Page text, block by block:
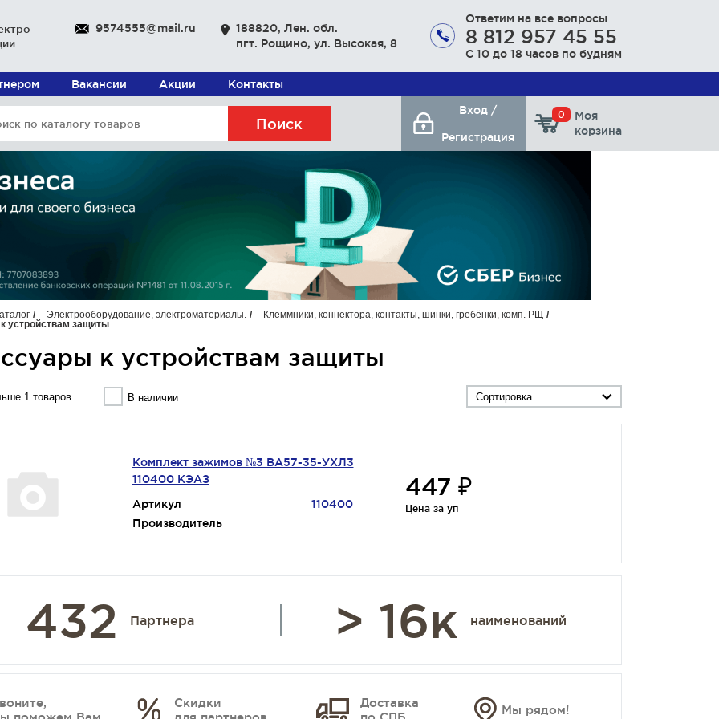
9574555@mail.ru
188820, Лен. обл.
пгт. Рощино, ул. Высокая, 8
Ответим на все вопросы
8 812 957 45 55
С 10 до 18 часов по будням
Вакансии Акции Контакты
Поиск
Вход /
Регистрация
0
Моя
корзина
Электрооборудование, электроматериалы.
Клеммники, коннектора, контакты, шинки, гребёнки, комп. РЩ
устройствам защиты
к устройствам защиты
1 товаров В наличии Сортировка
Комплект зажимов №3 ВА57-35-УХЛ3
110400 КЭАЗ
Артикул
110400
Производитель
447 ₽
Цена за уп
432 Партнера > 16к наименований
Скидки
Доставка
Мы рядом!